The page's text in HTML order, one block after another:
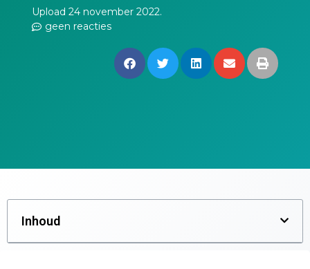
Upload 24 november 2022.
geen reacties
Inhoud